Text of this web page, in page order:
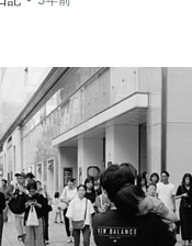
堂筋を北上する。 大阪